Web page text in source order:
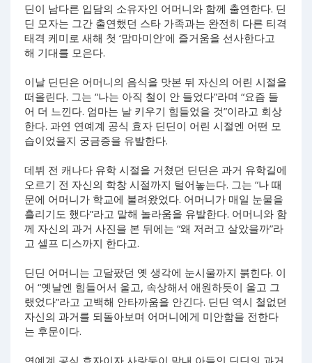
딘이 남다른 입담의 소유자인 어머니와 함께 출연한다. 딘
딘 모자는 그간 출연했던 스타 가족과는 완전히 다른 티격
태격 케미로 새해 첫 ‘맘마미안’에 즐거움을 선사한다고
해 기대를 모은다.
이날 딘딘은 어머니의 음식을 맛본 뒤 자신의 어린 시절을
떠올린다. 그는 “나는 아직 철이 안 들었다”라며 “요즘 들
어 더 느낀다. 엄마는 날 키우기 힘들었을 것”이라고 회상
한다. 과연 연예계 공식 효자 딘딘이 어린 시절엔 어떤 모
습이었을지 궁금증을 유발한다.
데뷔 전 캐나다 유학 시절을 거쳤던 딘딘은 과거 유학길에
오르기 전 자신의 학창 시절까지 털어놓는다. 그는 “나 때
문에 어머니가 학교에 불려왔었다. 어머니가 매일 눈물을
흘리기도 했다”라고 말해 놀라움을 유발한다. 어머니와 함
께 자신의 과거 사진을 본 뒤에는 “왜 저러고 살았을까”라
고 셀프 디스까지 한다고.
딘딘 어머니는 고달팠던 옛 생각에 눈시울까지 붉힌다. 이
어 “옛날엔 힘들어서 울고, 속상해서 애원하듯이 울고 그
랬었다”라고 고백해 안타까움을 안긴다. 딘딘 역시 철없던
자신의 과거를 되돌아보며 어머니에게 미안함을 전한다
는 후문이다.